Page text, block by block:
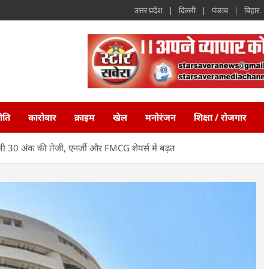
उत्तर प्रदेश दिल्ली पंजाब बिहार
कारोबार क्राइम खेल मनोरंजन शिक्षा / रोजगार
30 अंक की तेजी, एनर्जी और FMCG शेयर्स में बढ़त